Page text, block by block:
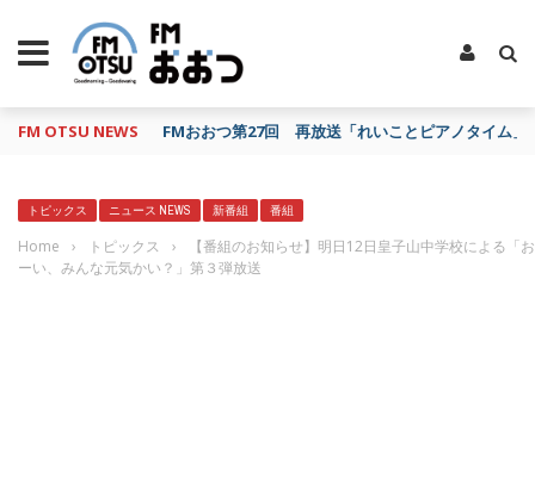
FM OTSU NEWS FMおおつ第27回 再放送「れいことピアノタイム」
トピックス ニュース NEWS 新番組 番組
Home › トピックス ›
【番組のお知らせ】明日12日皇子山中学校による「お
ーい、みんな元気かい？」第３弾放送